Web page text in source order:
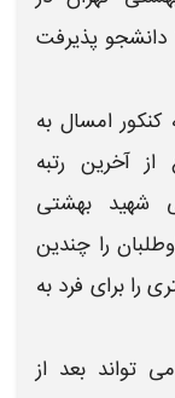
و نیمسال دوم بیش از 150 دانشجو پذیرفت
امسال به
آخرین رتبه
شهید بهشتی
را چندین
برای فرد به
بعد از